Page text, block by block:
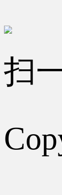
扫